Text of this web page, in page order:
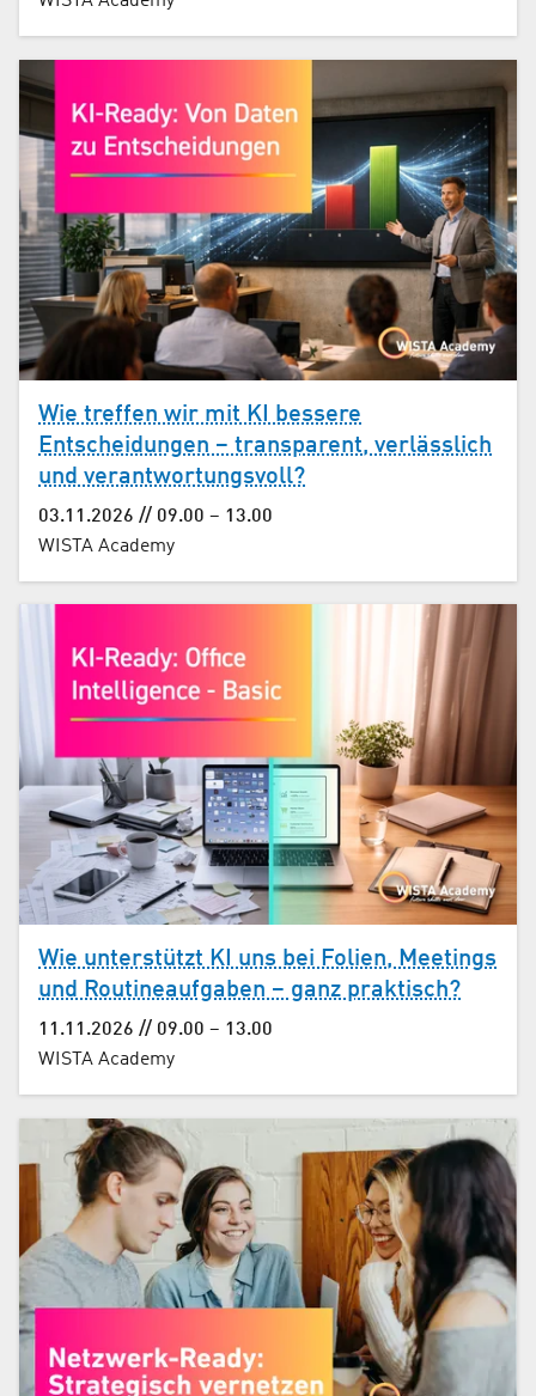
Wie treffen wir mit KI bessere
Entscheidungen – transparent, verlässlich
und verantwortungsvoll?
03.11.2026 // 09.00 – 13.00
WISTA Academy
Wie unterstützt KI uns bei Folien, Meetings
und Routine­aufgaben – ganz praktisch?
11.11.2026 // 09.00 – 13.00
WISTA Academy